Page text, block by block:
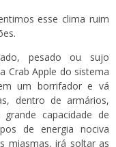
esse clima ruim
pesado ou sujo
Crab Apple do sistema
um borrifador e vá
dentro de armários,
capacidade de
de energia nociva
miasmas, irá soltar as